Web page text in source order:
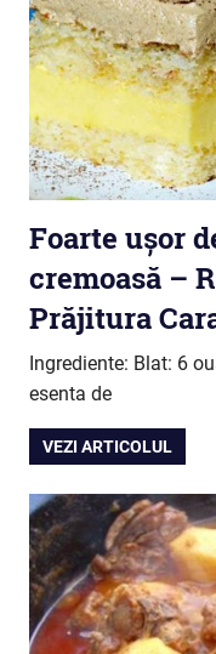
Foarte ușor
cremoasă –
Prăjitura
Ingrediente: Blat: 6
esenta de
VEZI ARTICOLUL